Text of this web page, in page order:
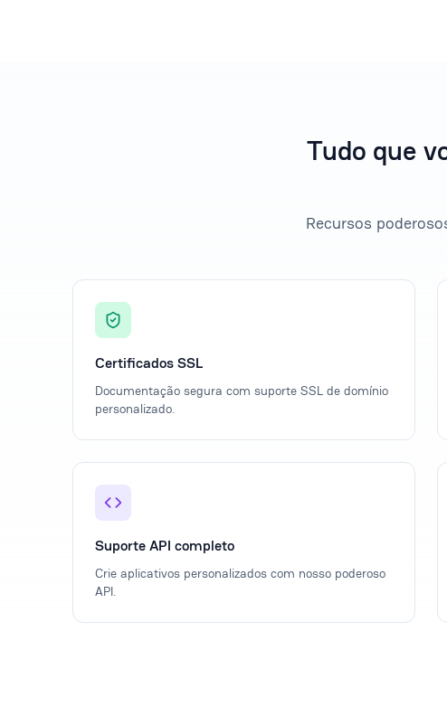
Tudo que
Recursos
Certificados SSL
Documentação segura com suporte SSL de domínio
personalizado.
Suporte API completo
Crie aplicativos personalizados com nosso poderoso
API.